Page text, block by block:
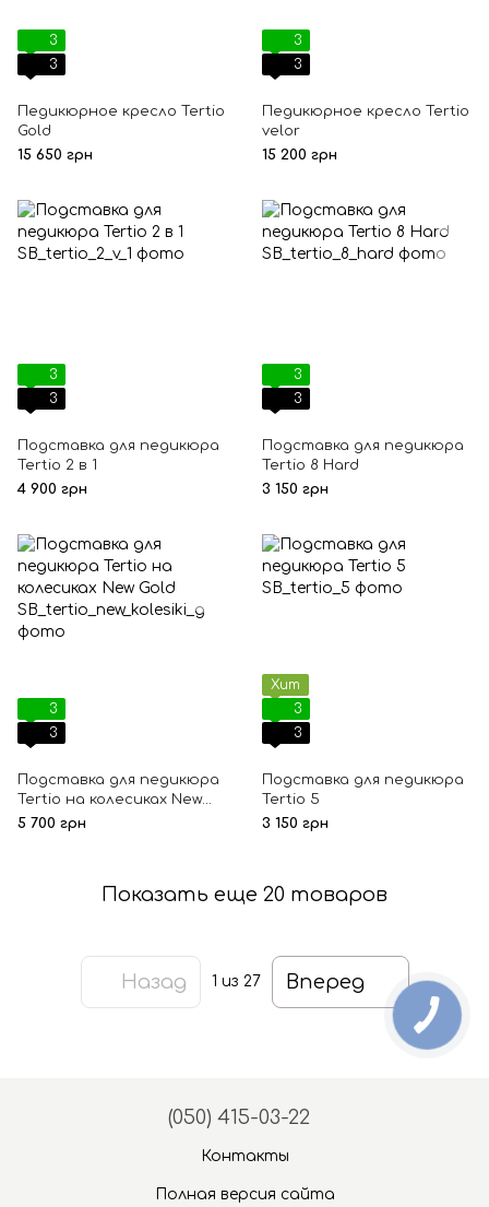
3
3
Педикюрное кресло Tertio
Gold
15 650 грн
3
3
Педикюрное кресло Tertio
velor
15 200 грн
3
3
Подставка для педикюра
Tertio 2 в 1
4 900 грн
3
3
Подставка для педикюра
Tertio 8 Hard
3 150 грн
3
3
Подставка для педикюра
Tertio на колесиках New
Gold
5 700 грн
Хит
3
3
Подставка для педикюра
Tertio 5
3 150 грн
Показать еще 20 товаров
Назад 1 из 27 Вперед
(050) 415-03-22
Контакты
Полная версия сайта